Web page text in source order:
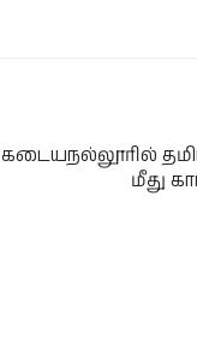
கடையநல்லூரில்
மீது